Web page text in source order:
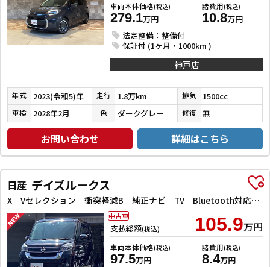
車両本体価格(税込)
279.1万円
諸費用(税込)
10.8万円
法定整備：整備付
保証付 (1ヶ月・1000km )
神戸店
年式 2023(令和5)年 走行 1.8万km 排気 1500cc
車検 2028年2月 色 ダークグレー 修復 無
お問い合わせ 詳細はこちら
日産 デイズルークス
X Vセレクション 衝突軽減B 純正ナビ TV Bluetooth対応 アラウンドビューモニター 両側自動ドア 革巻きステアリング HIDヘッドライト フォグライト スマートキー プッシュスタート アイドリングストップ
支払総額(税込) 105.9万円
車両本体価格(税込)
97.5万円
諸費用(税込)
8.4万円
中古車